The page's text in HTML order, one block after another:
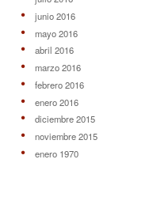
junio 2016
mayo 2016
abril 2016
marzo 2016
febrero 2016
enero 2016
diciembre 2015
noviembre 2015
enero 1970